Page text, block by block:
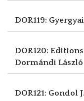
DOR119:
DOR120:
Dormándi László
DOR121: Gondol J.